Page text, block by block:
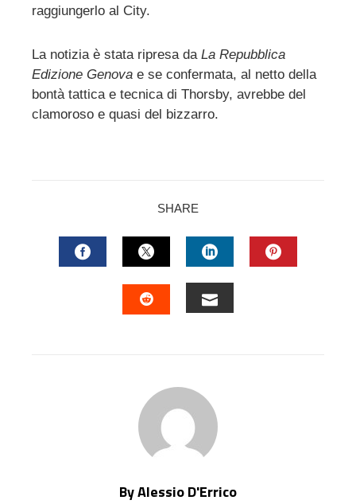
raggiungerlo al City.
La notizia è stata ripresa da La Repubblica
Edizione Genova e se confermata, al netto della
bontà tattica e tecnica di Thorsby, avrebbe del
clamoroso e quasi del bizzarro.
SHARE
FACEBOOKTWITTERLINKEDIN
By Alessio D'Errico